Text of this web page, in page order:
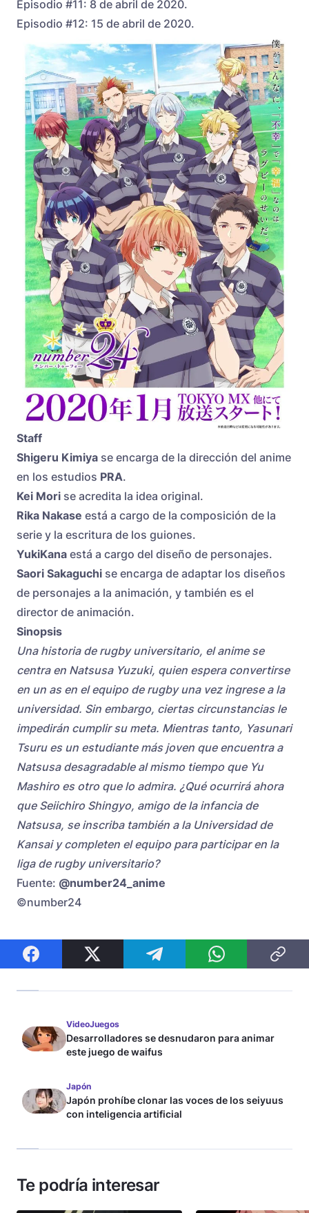
Episodio #11: 8 de abril de 2020.
Episodio #12: 15 de abril de 2020.
Staff
Shigeru Kimiya se encarga de la dirección del anime
en los estudios PRA.
Kei Mori se acredita la idea original.
Rika Nakase está a cargo de la composición de la
serie y la escritura de los guiones.
YukiKana está a cargo del diseño de personajes.
Saori Sakaguchi se encarga de adaptar los diseños
de personajes a la animación, y también es el
director de animación.
Sinopsis
Una historia de rugby universitario, el anime se
centra en Natsusa Yuzuki, quien espera convertirse
en un as en el equipo de rugby una vez ingrese a la
universidad. Sin embargo, ciertas circunstancias le
impedirán cumplir su meta. Mientras tanto, Yasunari
Tsuru es un estudiante más joven que encuentra a
Natsusa desagradable al mismo tiempo que Yu
Mashiro es otro que lo admira. ¿Qué ocurrirá ahora
que Seiichiro Shingyo, amigo de la infancia de
Natsusa, se inscriba también a la Universidad de
Kansai y completen el equipo para participar en la
liga de rugby universitario?
Fuente: @number24_anime
©number24
VideoJuegos
Desarrolladores se desnudaron para animar
este juego de waifus
Japón
Japón prohíbe clonar las voces de los seiyuus
con inteligencia artificial
Te podría interesar